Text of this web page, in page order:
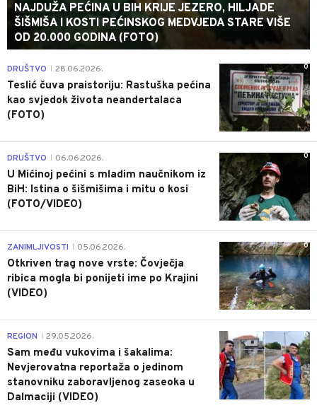
NAJDUŽA PEĆINA U BIH KRIJE JEZERO, HILJADE
ŠIŠMIŠA I KOSTI PEĆINSKOG MEDVJEDA STARE VIŠE
OD 20.000 GODINA (FOTO)
0
DRUŠTVO 28.06.2026.
Teslić čuva praistoriju: Rastuška pećina
kao svjedok života neandertalaca
(FOTO)
0
DRUŠTVO 06.06.2026.
U Mićinoj pećini s mladim naučnikom iz
BiH: Istina o šišmišima i mitu o kosi
(FOTO/VIDEO)
0
ZANIMLJIVOSTI 05.06.2026.
Otkriven trag nove vrste: Čovječja
ribica mogla bi ponijeti ime po Krajini
(VIDEO)
0
REGION 29.05.2026.
Sam među vukovima i šakalima:
Nevjerovatna reportaža o jedinom
stanovniku zaboravljenog zaseoka u
Dalmaciji (VIDEO)